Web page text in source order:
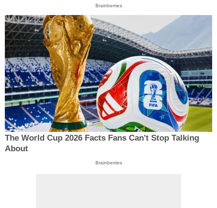
Brainberries
The World Cup 2026 Facts Fans Can't Stop Talking
About
Brainberries